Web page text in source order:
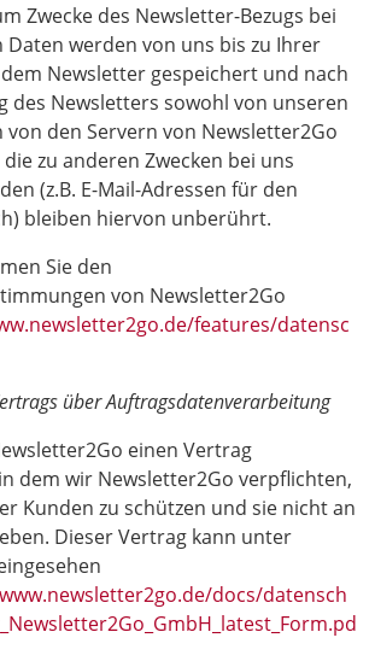
Zwecke des Newsletter-Bezugs bei
werden von uns bis zu Ihrer
Newsletter gespeichert und nach
des Newsletters sowohl von unseren
von den Servern von Newsletter2Go
zu anderen Zwecken bei uns
(z.B. E-Mail-Adressen für den
bleiben hiervon unberührt.
Sie den
von Newsletter2Go
features/datensc
über Auftragsdatenverarbeitung
einen Vertrag
dem wir Newsletter2Go verpflichten,
Kunden zu schützen und sie nicht an
Dieser Vertrag kann unter
docs/datensch